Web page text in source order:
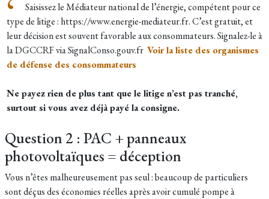
Saisissez le Médiateur national de l’énergie, compétent pour ce
type de litige : https://www.energie-mediateur.fr. C’est gratuit, et
leur décision est souvent favorable aux consommateurs. Signalez-le à
la DGCCRF via SignalConso.gouv.fr Voir la liste des organismes
de défense des consommateurs
Ne payez rien de plus tant que le litige n’est pas tranché,
surtout si vous avez déjà payé la consigne.
Question 2 : PAC + panneaux
photovoltaïques = déception
Vous n’êtes malheureusement pas seul : beaucoup de particuliers
sont déçus des économies réelles après avoir cumulé pompe à